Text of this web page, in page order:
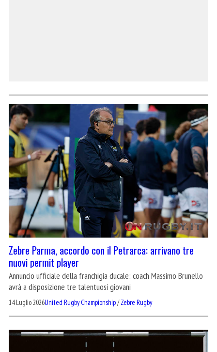
Zebre Parma, accordo con il Petrarca: arrivano tre
nuovi permit player
Annuncio ufficiale della franchigia ducale: coach Massimo Brunello
avrà a disposizione tre talentuosi giovani
14 Luglio 2026United Rugby Championship/Zebre Rugby